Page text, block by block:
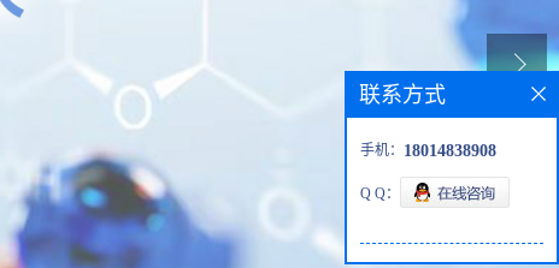
联系方式
手机： 18014838908
Q Q：